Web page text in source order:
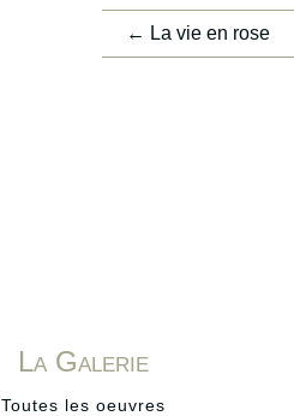
← La vie en rose
La Galerie
Toutes les oeuvres